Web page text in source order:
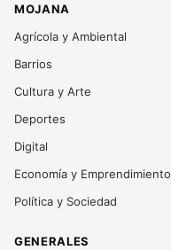
MOJANA
Agrícola y Ambiental
Barrios
Cultura y Arte
Deportes
Digital
Economía y Emprendimiento
Política y Sociedad
GENERALES